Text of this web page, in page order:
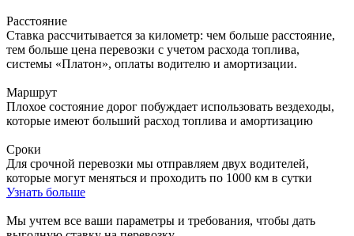
Расстояние
Ставка рассчитывается за километр: чем больше расстояние,
тем больше цена перевозки с учетом расхода топлива,
системы «Платон», оплаты водителю и амортизации.
Маршрут
Плохое состояние дорог побуждает использовать вездеходы,
которые имеют больший расход топлива и амортизацию
Сроки
Для срочной перевозки мы отправляем двух водителей,
которые могут меняться и проходить по 1000 км в сутки
Узнать больше
Мы учтем все ваши параметры и требования, чтобы дать